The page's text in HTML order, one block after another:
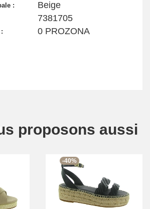
: Beige
7381705
0 PROZONA
proposons aussi
-40%